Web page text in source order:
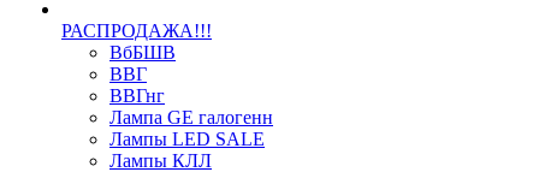
РАСПРОДАЖА!!!
ВбБШВ
ВВГ
ВВГнг
Лампа GE галогенн
Лампы LED SALE
Лампы КЛЛ